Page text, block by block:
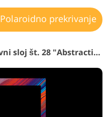
Polaroidno prekrivanje
Prozoren polaroidni prekrivni sloj št. 28 "Abstraction"